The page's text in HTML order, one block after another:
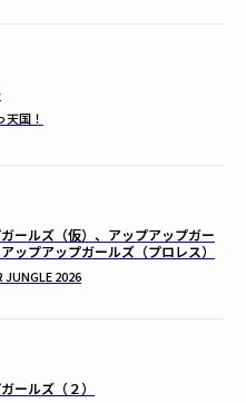
天国！
ールズ（仮）、アップアップガー
ップアップガールズ（プロレス）
JUNGLE 2026
ールズ（２）